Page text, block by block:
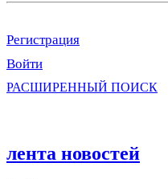
Регистрация
Войти
РАСШИРЕННЫЙ ПОИСК
лента новостей